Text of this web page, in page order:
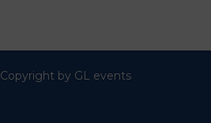
Copyright by GL events